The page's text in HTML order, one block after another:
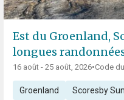
Est du Groenland,
longues
16 août - 25 août, 2026•Code
Groenland Scoresby